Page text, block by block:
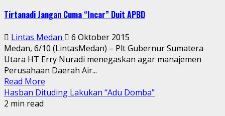
Tirtanadi Jangan Cuma “Incar” Duit APBD
Lintas Medan
6 Oktober 2015
Medan, 6/10 (LintasMedan) – Plt Gubernur Sumatera
Utara HT Erry Nuradi menegaskan agar manajemen
Perusahaan Daerah Air...
Read More
Hasban Dituding Lakukan “Adu Domba”
2 min read